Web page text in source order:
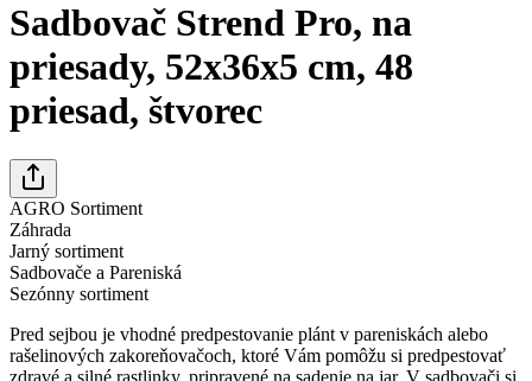
Sadbovač Strend Pro, na
priesady, 52x36x5 cm, 48
priesad, štvorec
AGRO Sortiment
Záhrada
Jarný sortiment
Sadbovače a Pareniská
Sezónny sortiment
Pred sejbou je vhodné predpestovanie plánt v pareniskách alebo
rašelinových zakoreňovačoch, ktoré Vám pomôžu si predpestovať
zdravé a silné rastlinky, pripravené na sadenie na jar. V sadbovači si